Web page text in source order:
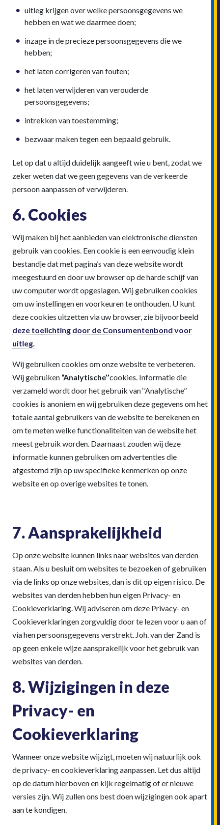
uitleg krijgen over welke persoonsgegevens we
hebben en wat we daarmee doen;
inzage in de precieze persoonsgegevens die we
hebben;
het laten corrigeren van fouten;
het laten verwijderen van verouderde
persoonsgegevens;
intrekken van toestemming;
bezwaar maken tegen een bepaald gebruik.
Let op dat u altijd duidelijk aangeeft wie u bent, zodat we
zeker weten dat we geen gegevens van de verkeerde
persoon aanpassen of verwijderen.
6. Cookies
Wij maken bij het aanbieden van elektronische diensten
gebruik van cookies. Een cookie is een eenvoudig klein
bestandje dat met pagina’s van deze website wordt
meegestuurd en door uw browser op de harde schijf van
uw computer wordt opgeslagen. Wij gebruiken cookies
om uw instellingen en voorkeuren te onthouden. U kunt
deze cookies uitzetten via uw browser, zie bijvoorbeeld
deze toelichting door de Consumentenbond voor
uitleg.
Wij gebruiken cookies om onze website te verbeteren.
Wij gebruiken “Analytische’’cookies. Informatie die
verzameld wordt door het gebruik van ‘’Analytische’’
cookies is anoniem en wij gebruiken deze gegevens om het
totale aantal gebruikers van de website te berekenen en
om te meten welke functionaliteiten van de website het
meest gebruik worden. Daarnaast zouden wij deze
informatie kunnen gebruiken om advertenties die
afgestemd zijn op uw specifieke kenmerken op onze
website en op overige websites te tonen.
7. Aansprakelijkheid
Op onze website kunnen links naar websites van derden
staan. Als u besluit om websites te bezoeken of gebruiken
via de links op onze websites, dan is dit op eigen risico. De
websites van derden hebben hun eigen Privacy- en
Cookieverklaring. Wij adviseren om deze Privacy- en
Cookieverklaringen zorgvuldig door te lezen voor u aan of
via hen persoonsgegevens verstrekt. Joh. van der Zand is
op geen enkele wijze aansprakelijk voor het gebruik van
websites van derden.
8. Wijzigingen in deze
Privacy- en
Cookieverklaring
Wanneer onze website wijzigt, moeten wij natuurlijk ook
de privacy- en cookieverklaring aanpassen. Let dus altijd
op de datum hierboven en kijk regelmatig of er nieuwe
versies zijn. Wij zullen ons best doen wijzigingen ook apart
aan te kondigen.